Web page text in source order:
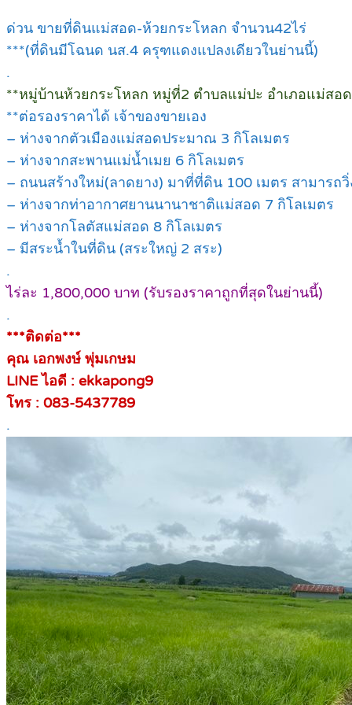
ด่วน ขายที่ดินแม่สอด-ห้วยกระโหลก จำนวน42ไร่
***(ที่ดินมีโฉนด นส.4 ครุฑแดงแปลงเดียวในย่านนี้)
.
**หมู่บ้านห้วยกระโหลก หมู่ที่2 ตำบลแม่ปะ อำเภอแม่สอ
**ต่อรองราคาได้ เจ้าของขายเอง
– ห่างจากตัวเมืองแม่สอดประมาณ 3 กิโลเมตร
– ห่างจากสะพานแม่น้ำเมย 6 กิโลเมตร
– ถนนสร้างใหม่(ลาดยาง) มาที่ที่ดิน 100 เมตร สามารถ
– ห่างจากท่าอากาศยานนานาชาติแม่สอด 7 กิโลเมตร
– ห่างจากโลตัสแม่สอด 8 กิโลเมตร
– มีสระน้ำในที่ดิน (สระใหญ่ 2 สระ)
.
ไร่ละ 1,800,000 บาท (รับรองราคาถูกที่สุดในย่านนี้)
.
***ติดต่อ***
คุณ เอกพงษ์ พุ่มเกษม
LINE ไอดี : ekkapong9
โทร : 083-5437789
.